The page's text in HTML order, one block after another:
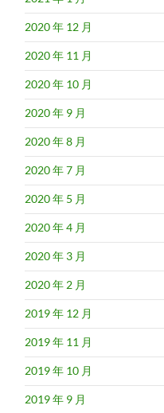
2020 年 12 月
2020 年 11 月
2020 年 10 月
2020 年 9 月
2020 年 8 月
2020 年 7 月
2020 年 5 月
2020 年 4 月
2020 年 3 月
2020 年 2 月
2019 年 12 月
2019 年 11 月
2019 年 10 月
2019 年 9 月